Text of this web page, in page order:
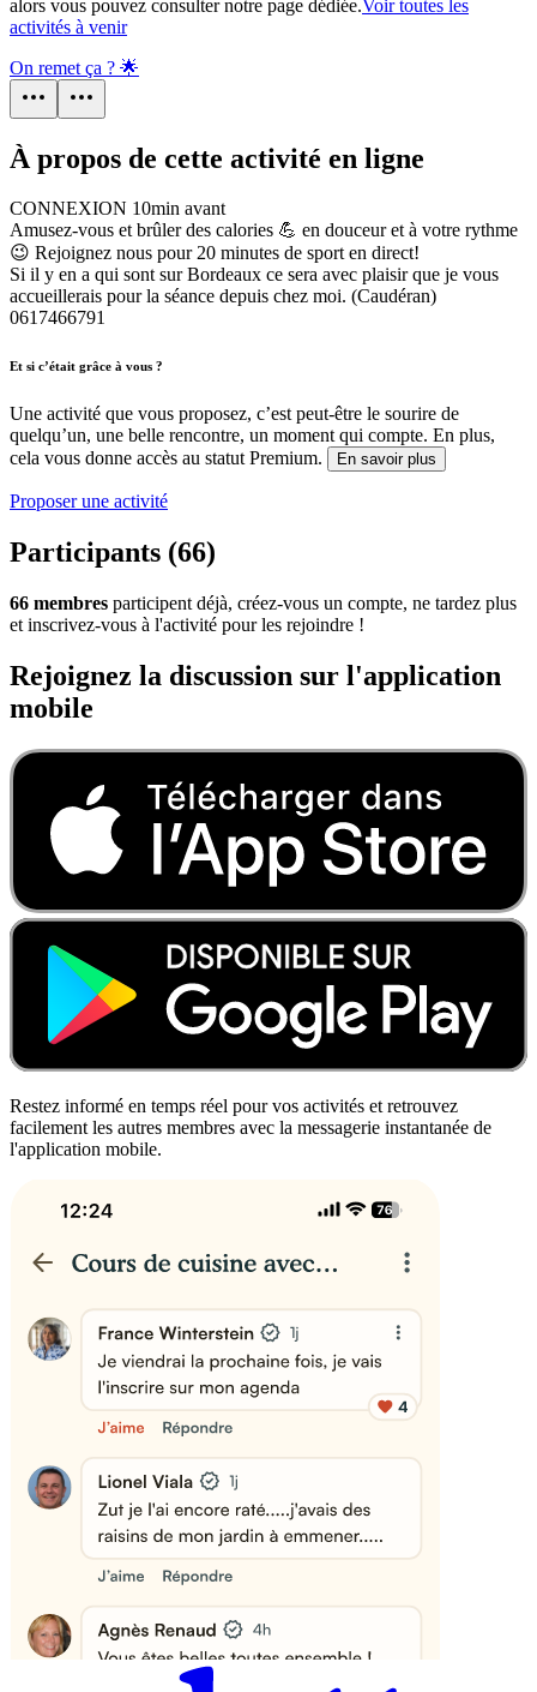
alors vous pouvez consulter notre page dédiée.Voir toutes les
activités à venir
On remet ça ? 🌟
À propos de cette activité en ligne
CONNEXION 10min avant
Amusez-vous et brûler des calories 💪 en douceur et à votre rythme
😉 Rejoignez nous pour 20 minutes de sport en direct!
Si il y en a qui sont sur Bordeaux ce sera avec plaisir que je vous
accueillerais pour la séance depuis chez moi. (Caudéran)
0617466791
Et si c’était grâce à vous ?
Une activité que vous proposez, c’est peut-être le sourire de
quelqu’un, une belle rencontre, un moment qui compte. En plus,
cela vous donne accès au statut Premium.
En savoir plus
Proposer une activité
Participants (66)
66 membres participent déjà, créez-vous un compte, ne tardez plus
et inscrivez-vous à l'activité pour les rejoindre !
Rejoignez la discussion sur l'application
mobile
Restez informé en temps réel pour vos activités et retrouvez
facilement les autres membres avec la messagerie instantanée de
l'application mobile.